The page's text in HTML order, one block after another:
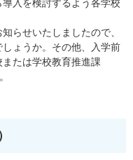
入を検討するよう各学校
らせいたしましたので、
ょうか。その他、入学前
たは学校教育推進課